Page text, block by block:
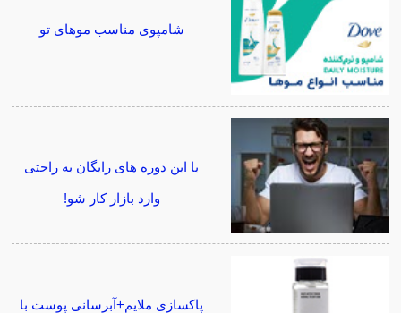
شامپوی مناسب موهای تو
با این دوره های رایگان به راحتی
وارد بازار کار شو!
پاکسازی ملایم+آبرسانی پوست با